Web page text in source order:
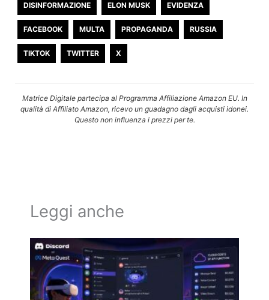
DISINFORMAZIONE ELON MUSK EVIDENZA
FACEBOOK MULTA PROPAGANDA RUSSIA
TIKTOK TWITTER X
Matrice Digitale partecipa al Programma Affiliazione Amazon EU. In
qualità di Affiliato Amazon, ricevo un guadagno dagli acquisti idonei.
Questo non influenza i prezzi per te.
Leggi anche